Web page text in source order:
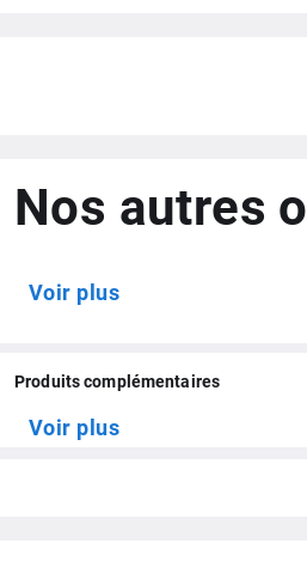
Nos autres
Voir plus
Produits complémentaires
Voir plus